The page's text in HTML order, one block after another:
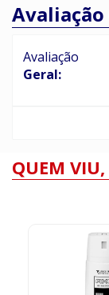
Avaliação
Avaliação
Geral:
QUEM VIU,